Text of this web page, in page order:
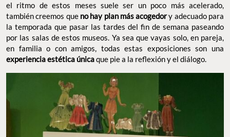
el ritmo de estos meses suele ser un poco más acelerado,
también creemos que no hay plan más acogedory adecuado para
la temporada que pasar las tardes del fin de semana paseando
por las salas de estos museos. Ya sea que vayas solo, en pareja,
en familia o con amigos, todas estas exposiciones son una
experiencia estética únicaque pie a la reflexión y el diálogo.